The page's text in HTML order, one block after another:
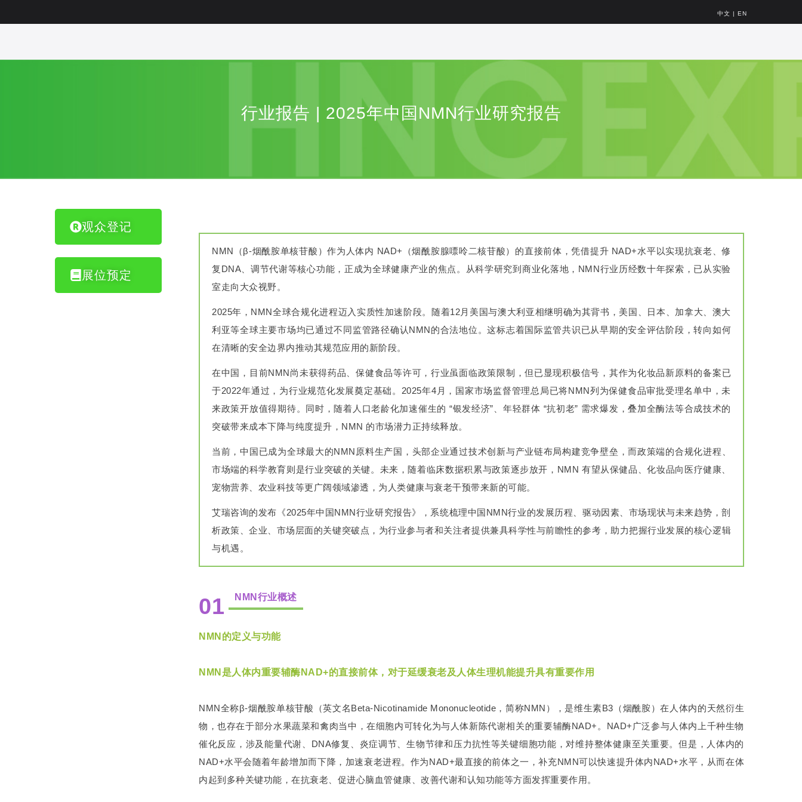
中文 | EN
行业报告 | 2025年中国NMN行业研究报告
观众登记
展位预定
NMN（β-烟酰胺单核苷酸）作为人体内 NAD+（烟酰胺腺嘌呤二核苷酸）的直接前体，凭借提升 NAD+水平以实现抗衰老、修
复DNA、调节代谢等核心功能，正成为全球健康产业的焦点。从科学研究到商业化落地，NMN行业历经数十年探索，已从实验
室走向大众视野。
2025年，NMN全球合规化进程迈入实质性加速阶段。随着12月美国与澳大利亚相继明确为其背书，美国、日本、加拿大、澳大
利亚等全球主要市场均已通过不同监管路径确认NMN的合法地位。这标志着国际监管共识已从早期的安全评估阶段，转向如何
在清晰的安全边界内推动其规范应用的新阶段。
在中国，目前NMN尚未获得药品、保健食品等许可，行业虽面临政策限制，但已显现积极信号，其作为化妆品新原料的备案已
于2022年通过，为行业规范化发展奠定基础。2025年4月，国家市场监督管理总局已将NMN列为保健食品审批受理名单中，未
来政策开放值得期待。同时，随着人口老龄化加速催生的 “银发经济”、年轻群体 “抗初老” 需求爆发，叠加全酶法等合成技术的
突破带来成本下降与纯度提升，NMN 的市场潜力正持续释放。
当前，中国已成为全球最大的NMN原料生产国，头部企业通过技术创新与产业链布局构建竞争壁垒，而政策端的合规化进程、
市场端的科学教育则是行业突破的关键。未来，随着临床数据积累与政策逐步放开，NMN 有望从保健品、化妆品向医疗健康、
宠物营养、农业科技等更广阔领域渗透，为人类健康与衰老干预带来新的可能。
艾瑞咨询的发布《2025年中国NMN行业研究报告》，系统梳理中国NMN行业的发展历程、驱动因素、市场现状与未来趋势，剖
析政策、企业、市场层面的关键突破点，为行业参与者和关注者提供兼具科学性与前瞻性的参考，助力把握行业发展的核心逻辑
与机遇。
01 NMN行业概述
NMN的定义与功能
NMN是人体内重要辅酶NAD+的直接前体，对于延缓衰老及人体生理机能提升具有重要作用
NMN全称β-烟酰胺单核苷酸（英文名Beta-Nicotinamide Mononucleotide，简称NMN），是维生素B3（烟酰胺）在人体内的天然衍生
物，也存在于部分水果蔬菜和禽肉当中，在细胞内可转化为与人体新陈代谢相关的重要辅酶NAD+。NAD+广泛参与人体内上千种生物
催化反应，涉及能量代谢、DNA修复、炎症调节、生物节律和压力抗性等关键细胞功能，对维持整体健康至关重要。但是，人体内的
NAD+水平会随着年龄增加而下降，加速衰老进程。作为NAD+最直接的前体之一，补充NMN可以快速提升体内NAD+水平，从而在体
内起到多种关键功能，在抗衰老、促进心脑血管健康、改善代谢和认知功能等方面发挥重要作用。